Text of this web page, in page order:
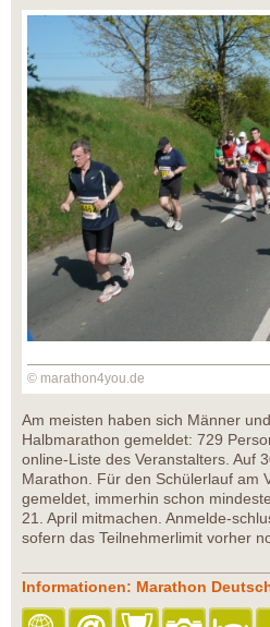
© marathon4you.de
Am meisten haben sich Männer
Halbmarathon gemeldet: 729
online-Liste des Veranstalters. Auf
Marathon. Für den Schülerlauf am
gemeldet, immerhin schon
21. April mitmachen. Anmelde-
sofern das Teilnehmerlimit vorher
Informationen: Marathon